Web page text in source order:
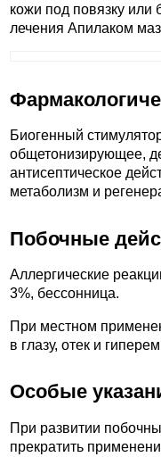
кожи под повязку или
лечения Апилаком
Биогенный
общетонизирующее,
антисептическое
метаболизм и
Побочные
Аллергические
3%, бессонница.
При местном
в глазу, отек и
Особые
При развитии
прекратить